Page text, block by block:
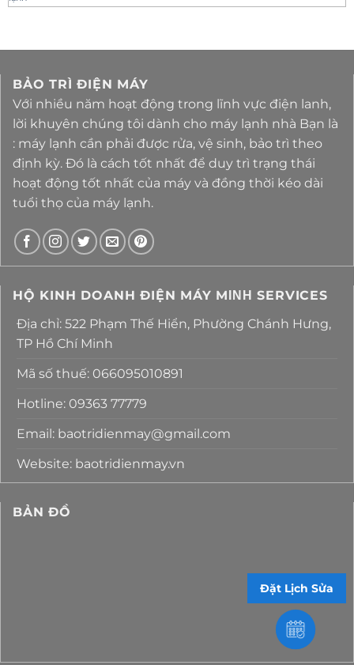
BẢO TRÌ ĐIỆN MÁY
Với nhiều năm hoạt động trong lĩnh vực điện lanh,
lời khuyên chúng tôi dành cho máy lạnh nhà Bạn là
: máy lạnh cần phải được rửa, vệ sinh, bảo trì theo
định kỳ. Đó là cách tốt nhất để duy trì trạng thái
hoạt động tốt nhất của máy và đồng thời kéo dài
tuổi thọ của máy lạnh.
HỘ KINH DOANH ĐIỆN MÁY MΙΝΗ SERVICES
Địa chỉ: 522 Phạm Thế Hiển, Phường Chánh Hưng,
TP Hồ Chí Minh
Mã số thuế: 066095010891
Hotline: 09363 77779
Email: baotridienmay@gmail.com
Website: baotridienmay.vn
BẢN ĐỒ
Đặt Lịch Sửa